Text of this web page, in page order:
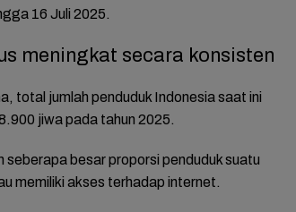
16 Juli 2025.
meningkat secara konsisten
total jumlah penduduk Indonesia saat ini
jiwa pada tahun 2025.
seberapa besar proporsi penduduk suatu
memiliki akses terhadap internet.
Gibug, Panorama
Alam dan Rekreasi
Keluarga di Brebes
Berwisata ke IKN di